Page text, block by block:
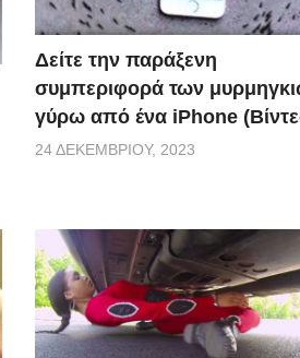
Δείτε την παράξενη
συμπεριφορά των
γύρω από ένα iPhone
24 ΔΕΚΕΜΒΡΊΟΥ, 2023